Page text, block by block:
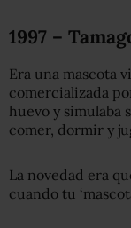
1997 –
Era una mascota
comercializada
huevo y simulaba
comer, dormir y
La novedad era
cuando tu